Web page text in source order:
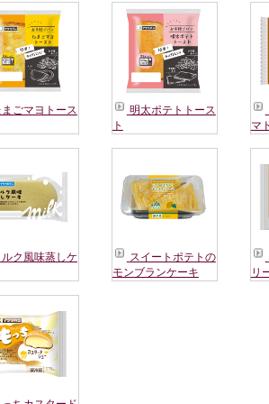
ごマヨトース
明太ポテトトース
ト
マ
ク風味蒸しケ
スイートポテトの
モンブランケーキ
リ